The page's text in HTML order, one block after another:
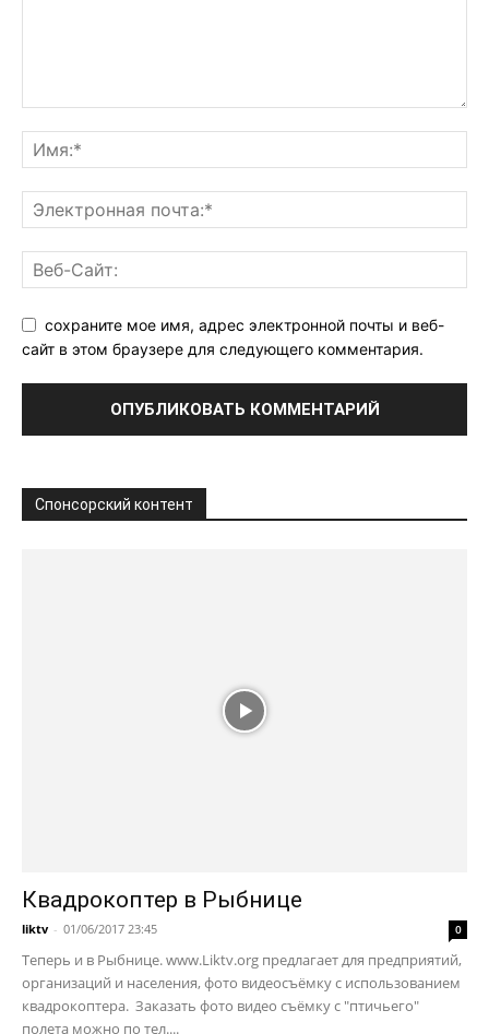
сохраните мое имя, адрес электронной почты и веб-
сайт в этом браузере для следующего комментария.
Спонсорский контент
Квадрокоптер в Рыбнице
liktv - 01/06/2017 23:45 0
Теперь и в Рыбнице. www.Liktv.org предлагает для предприятий,
организаций и населения, фото видеосъёмку с использованием
квадрокоптера. Заказать фото видео съёмку с "птичьего"
полета можно по тел....